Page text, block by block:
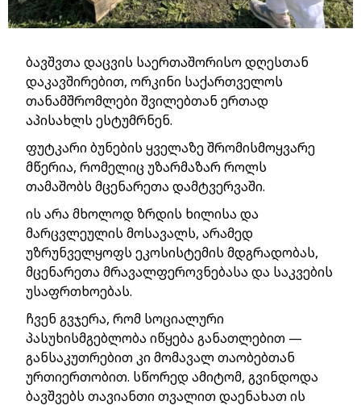
ბავშვთა დაცვის საერთაშორისო დღესთან
დაკავშირებით, ორკინი საქართველოს
თანამშრომლები შვილებთან ერთად
აპისახლს ესტუმრნენ.
ფუტკარი ბუნების ყველაზე შრომისმოყვარე
მწერია, რომელიც უზარმაზარ როლს
თამაშობს მცენარეთა დამტვერვაში.
ის არა მხოლოდ ზრდის ხილისა და
მარცვლეულის მოსავალს, არამედ
უზრუნველყოფს ეკოსისტემის მდგრადობას,
მცენარეთა მრავალფეროვნებასა და საკვების
უსაფრთხოებას.
ჩვენ გვჯერა, რომ სოციალური
პასუხისმგებლობა იწყება განათლებით —
განსაკუთრებით კი მომავალ თაობებთან
ურთიერთობით. სწორედ ამიტომ, გვინდოდა
ბავშვებს თავიანთი თვალით დაენახათ ის